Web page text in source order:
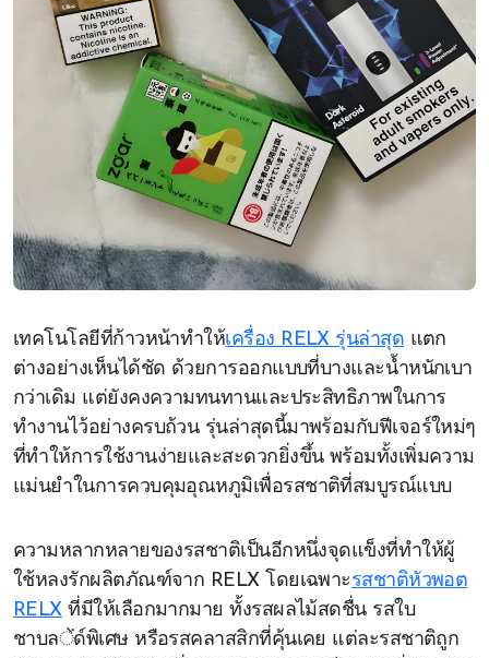
เทคโนโลยีที่ก้าวหน้าทำให้เครื่อง RELX รุ่นล่าสุด แตก
ต่างอย่างเห็นได้ชัด ด้วยการออกแบบที่บางและน้ำหนักเบา
กว่าเดิม แต่ยังคงความทนทานและประสิทธิภาพในการ
ทำงานไว้อย่างครบถ้วน รุ่นล่าสุดนี้มาพร้อมกับฟีเจอร์ใหม่ๆ
ที่ทำให้การใช้งานง่ายและสะดวกยิ่งขึ้น พร้อมทั้งเพิ่มความ
แม่นยำในการควบคุมอุณหภูมิเพื่อรสชาติที่สมบูรณ์แบบ
ความหลากหลายของรสชาติเป็นอีกหนึ่งจุดแข็งที่ทำให้ผู้
ใช้หลงรักผลิตภัณฑ์จาก RELX โดยเฉพาะรสชาติหัวพอต
RELXที่มีให้เลือกมากมาย ทั้งรสผลไม้สดชื่น รสใบ
ชาบลेंด์พิเศษ หรือรสคลาสสิกที่คุ้นเคย แต่ละรสชาติถูก